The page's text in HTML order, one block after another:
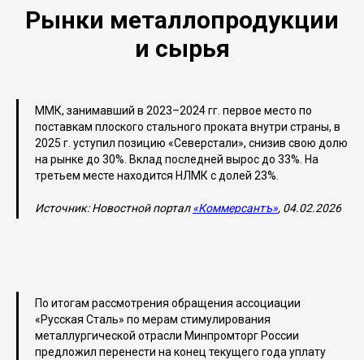
Рынки металлопродукции
и сырья
ММК, занимавший в 2023–2024 гг. первое место по
поставкам плоского стального проката внутри страны, в
2025 г. уступил позицию «Северстали», снизив свою долю
на рынке до 30%. Вклад последней вырос до 33%. На
третьем месте находится НЛМК с долей 23%.
Источник: Новостной портал«Коммерсантъ», 04.02.2026
По итогам рассмотрения обращения ассоциации
«Русская Сталь» по мерам стимулирования
металлургической отрасли Минпромторг России
предложил перенести на конец текущего года уплату